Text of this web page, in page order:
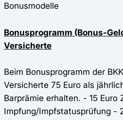
Bonusmodelle
Bonusprogramm (Bonus-
Versicherte
Beim Bonusprogramm der
Versicherte 75 Euro als
Barprämie erhalten. - 15 Euro
Impfung/Impfstatusprüfung -